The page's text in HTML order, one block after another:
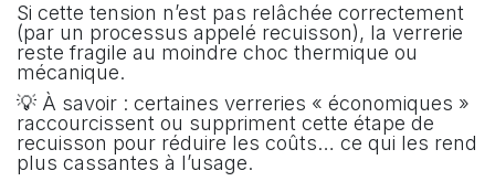
Si cette tension n’est pas relâchée correctement
(par un processus appelé recuisson), la verrerie
reste fragile au moindre choc thermique ou
mécanique.
💡 À savoir : certaines verreries « économiques »
raccourcissent ou suppriment cette étape de
recuisson pour réduire les coûts… ce qui les rend
plus cassantes à l’usage.